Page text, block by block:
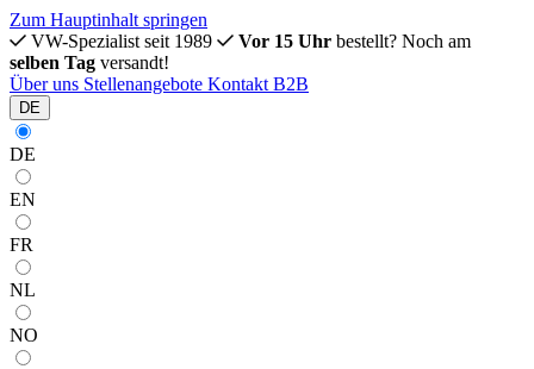
Zum Hauptinhalt springen
VW-Spezialist seit 1989
Vor 15 Uhr bestellt? Noch am
selben Tag versandt!
Über uns Stellenangebote Kontakt B2B
DE
DE
EN
FR
NL
NO